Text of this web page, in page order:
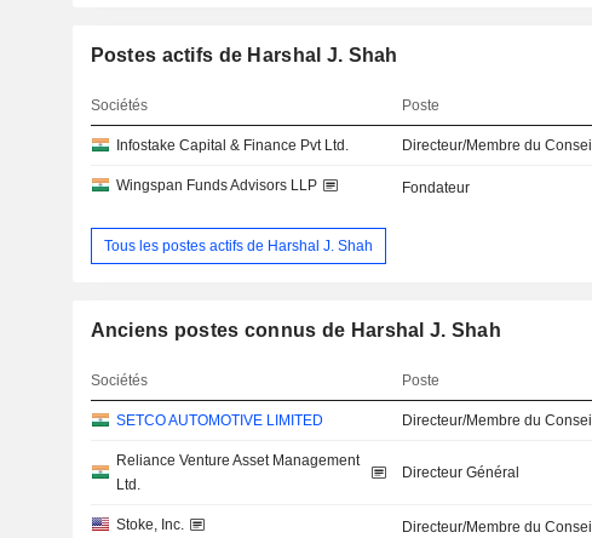
Postes actifs de Harshal J. Shah
Sociétés Poste
Infostake Capital & Finance Pvt Ltd. Directeur/Membre du Conseil
Wingspan Funds Advisors LLP Fondateur
Tous les postes actifs de Harshal J. Shah
Anciens postes connus de Harshal J. Shah
Sociétés Poste
SETCO AUTOMOTIVE LIMITED Directeur/Membre du Conseil
Reliance Venture Asset Management
Ltd.
Directeur Général
Stoke, Inc. Directeur/Membre du Conseil